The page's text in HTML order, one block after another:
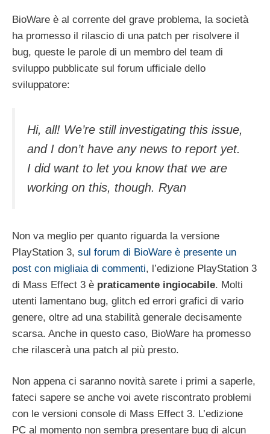
BioWare è al corrente del grave problema, la società
ha promesso il rilascio di una patch per risolvere il
bug, queste le parole di un membro del team di
sviluppo pubblicate sul forum ufficiale dello
sviluppatore:
Hi, all! We’re still investigating this issue,
and I don’t have any news to report yet.
I did want to let you know that we are
working on this, though. Ryan
Non va meglio per quanto riguarda la versione
PlayStation 3, sul forum di BioWare è presente un
post con migliaia di commenti, l’edizione PlayStation 3
di Mass Effect 3 è praticamente ingiocabile. Molti
utenti lamentano bug, glitch ed errori grafici di vario
genere, oltre ad una stabilità generale decisamente
scarsa. Anche in questo caso, BioWare ha promesso
che rilascerà una patch al più presto.
Non appena ci saranno novità sarete i primi a saperle,
fateci sapere se anche voi avete riscontrato problemi
con le versioni console di Mass Effect 3. L’edizione
PC al momento non sembra presentare bug di alcun